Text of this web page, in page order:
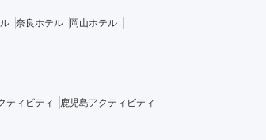
奈良ホテル
岡山ホテル
ティビティ 鹿児島アクティビティ